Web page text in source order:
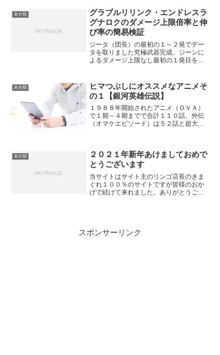
に強いです。どうのように強いのか解説
していきたいと思...
未分類
グラブルリリンク・エンドレスラ
グナロクのダメージ上限倍率と伸
び率の簡易検証
ジータ（団長）の最初の１～２発でデー
タを取りました究極武器完成、ジーンに
よるダメージ上限なし最初の１発目を計
備無し、成長済み、究極武器完成の状態
でジー...
未分類
ヒマつぶしにオススメなアニメそ
の１【銀河英雄伝説】
１９８８年開始されたアニメ（ＯＶＡ）
で１期～４期までで合計１１０話、外伝
（オマケエピソード）は５２話と超大作
主に宇宙で戦闘を繰り返し...
未分類
２０２１年新年あけましておめで
とうございます
当サイトはサイト主のリンゴ店長のきま
ぐれ１００％のサイトですが皆様のおか
げで続けて来れました。ありがとうござ
スポンサーリンク